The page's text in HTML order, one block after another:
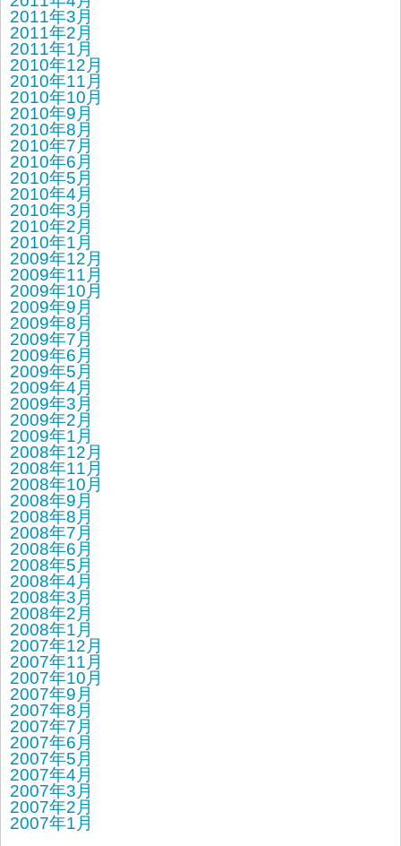
2011年3月
2011年2月
2011年1月
2010年12月
2010年11月
2010年10月
2010年9月
2010年8月
2010年7月
2010年6月
2010年5月
2010年4月
2010年3月
2010年2月
2010年1月
2009年12月
2009年11月
2009年10月
2009年9月
2009年8月
2009年7月
2009年6月
2009年5月
2009年4月
2009年3月
2009年2月
2009年1月
2008年12月
2008年11月
2008年10月
2008年9月
2008年8月
2008年7月
2008年6月
2008年5月
2008年4月
2008年3月
2008年2月
2008年1月
2007年12月
2007年11月
2007年10月
2007年9月
2007年8月
2007年7月
2007年6月
2007年5月
2007年4月
2007年3月
2007年2月
2007年1月